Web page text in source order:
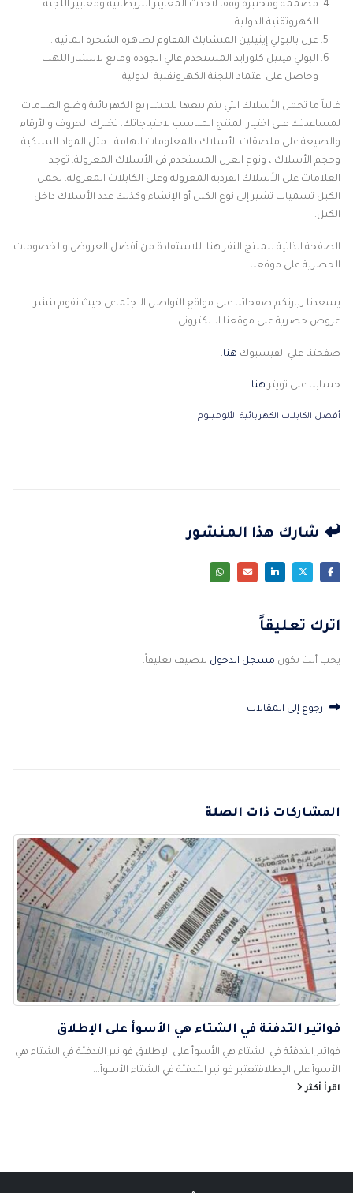
مصممة ومختبرة وفقاً لأحدث المعايير البريطانية ومعايير اللجنة
الكهروتقنية الدولية.
عزل بالبولي إيثيلين المتشابك المقاوم لظاهرة الشجرة المائية .
البولي فينيل كلورايد المستخدم عالي الجودة ومانع لانتشار اللهب
وحاصل على اعتماد اللجنة الكهروتقنية الدولية.
غالباً ما تحمل الأسلاك التي يتم بيعها للمشاريع الكهربائية وضع العلامات
لمساعدتك على اختيار المنتج المناسب لاحتياجاتك. تخبرك الحروف والأرقام
والصيغة على ملصقات الأسلاك بالمعلومات الهامة ، مثل المواد السلكية ،
وحجم الأسلاك ، ونوع العزل المستخدم في الأسلاك المعزولة. توجد
العلامات على الأسلاك الفردية المعزولة وعلى الكابلات المعزولة. تحمل
الكبل تسميات تشير إلى نوع الكبل أو الإنشاء وكذلك عدد الأسلاك داخل
الكبل.
الصفحة الذاتية للمنتج النقر هنا. للاستفادة من أفضل العروض والخصومات
الحصرية على موقعنا.
يسعدنا زيارتكم صفحاتنا على مواقع التواصل الاجتماعي حيث نقوم بنشر
عروض حصرية على موقعنا الالكتروني.
صفحتنا علي الفيسبوك هنا.
حسابنا على تويتر هنا.
أفضل الكابلات الكهربائية الألومينوم
شارك هذا المنشور
اترك تعليقاً
يجب أنت تكون مسجل الدخول لتضيف تعليقاً.
رجوع إلى المقالات
المشاركات ذات الصلة
فواتير التدفئة في الشتاء هي الأسوأ على الإطلاق
فواتير التدفئة في الشتاء هي الأسوأ على الإطلاق فواتير التدفئة في الشتاء هي
الأسوأ على الإطلاقتعتبر فواتير التدفئة في الشتاء الأسوأ...
اقرأ أكثر